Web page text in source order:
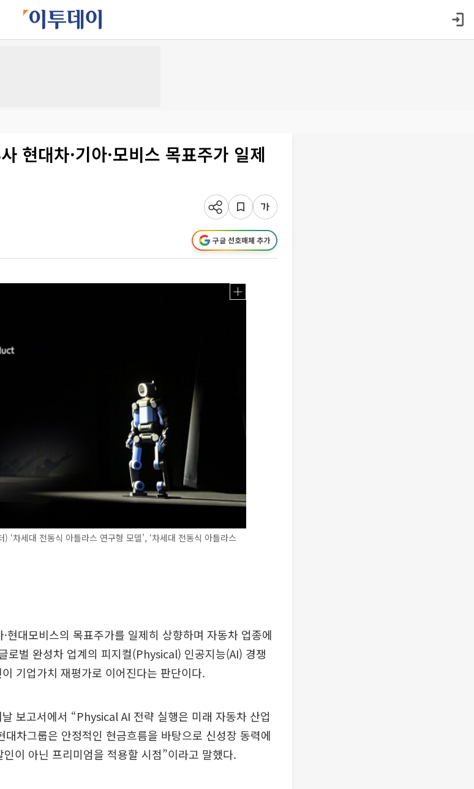
현대차·기아·모비스 목표주가 일제
구글 선호매체 추가
차세대 전동식 아틀라스 연구형 모델’, ‘차세대 전동식 아틀라스
현대모비스의 목표주가를 일제히 상향하며 자동차 업종에
로벌 완성차 업계의 피지컬(Physical) 인공지능(AI) 경쟁
기업가치 재평가로 이어진다는 판단이다.
보고서에서 “Physical AI 전략 실행은 미래 자동차 산업
차그룹은 안정적인 현금흐름을 바탕으로 신성장 동력에
이 아닌 프리미엄을 적용할 시점”이라고 말했다.